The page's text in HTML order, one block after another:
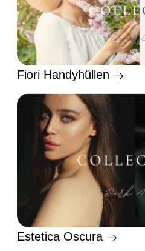
Fiori Handyhüllen
Estetica Oscura